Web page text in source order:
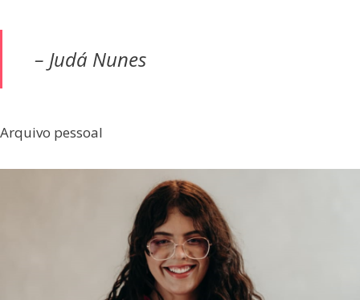
– Judá Nunes
Arquivo pessoal